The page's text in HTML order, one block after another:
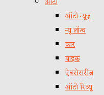
ऑटो न्यूज़
न्यू लॉन्च
कार
बाइक
ऐक्सेसरीज
ऑटो रिव्यू